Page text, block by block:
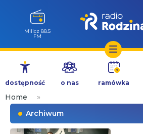
Przejdź
treści
Milicz 88.5
FM
dostępność o nas ramówka
Home
»
Archiwum